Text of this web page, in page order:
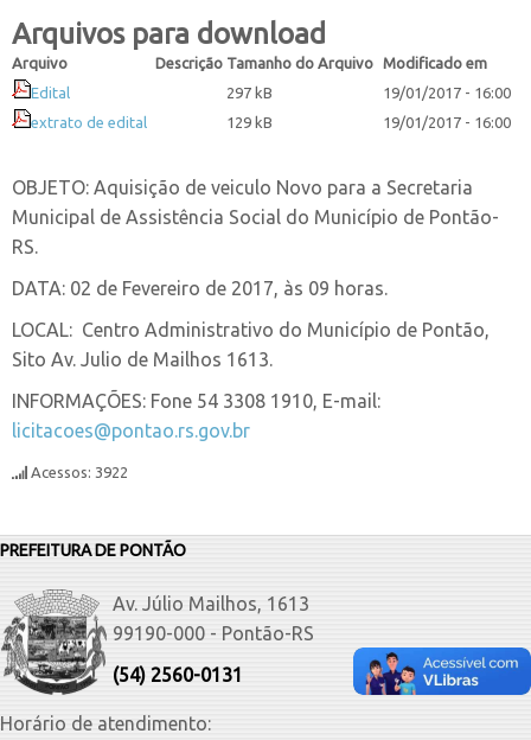
Arquivos para download
Arquivo Descrição Tamanho do Arquivo Modificado em
Edital
297 kB
19/01/2017 - 16:00
extrato de edital
129 kB 19/01/2017 - 16:00
OBJETO: Aquisição de veiculo Novo para a Secretaria
Municipal de Assistência Social do Município de Pontão-
RS.
DATA: 02 de Fevereiro de 2017, às 09 horas.
LOCAL: Centro Administrativo do Município de Pontão,
Sito Av. Julio de Mailhos 1613.
INFORMAÇÕES: Fone 54 3308 1910, E-mail:
licitacoes@pontao.rs.gov.br
Acessos: 3922
PREFEITURA DE PONTÃO
Av. Júlio Mailhos, 1613
99190-000 - Pontão-RS
(54) 2560-0131
Horário de atendimento: